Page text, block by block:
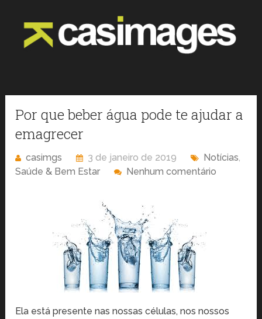
Por que beber água pode te ajudar a
emagrecer
casimgs 3 de janeiro de 2019 Notícias,
Saúde & Bem Estar
Nenhum comentário
Ela está presente nas nossas células, nos nossos